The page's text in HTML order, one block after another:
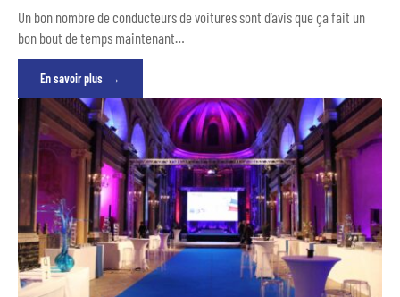
Un bon nombre de conducteurs de voitures sont d’avis que ça fait un
bon bout de temps maintenant…
En savoir plus